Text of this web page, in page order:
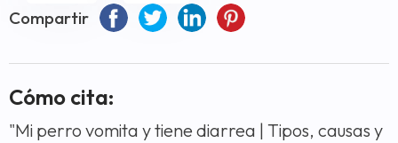
Compartir
Cómo cita:
"Mi perro vomita y tiene diarrea | Tipos, causas y